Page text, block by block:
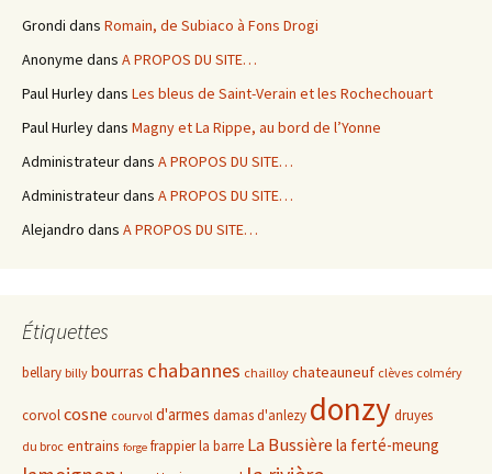
Grondi dans Romain, de Subiaco à Fons Drogi
Anonyme dans A PROPOS DU SITE…
Paul Hurleydans Les bleus de Saint-Verain et les Rochechouart
Paul Hurleydans Magny et La Rippe, au bord de l’Yonne
Administrateurdans A PROPOS DU SITE…
Administrateurdans A PROPOS DU SITE…
Alejandro dans A PROPOS DU SITE…
Étiquettes
bellary billy bourras chabannes chailloy chateauneuf clèves colméry
corvolcosne courvol d'armes damas d'anlezy donzydruyes
du broc entrains forge frappierla barre La Bussière la ferté-meung